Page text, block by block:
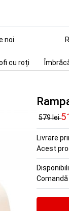
noi
cu roți
579 lei
Livrare
Acest